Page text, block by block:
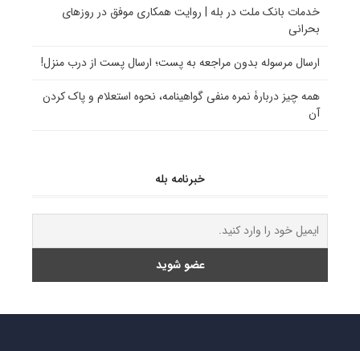
خدمات بانک ملت در بله | روایت همکاری موفق در روزهای
بحرانی
ارسال مرسوله بدون مراجعه به پست؛ ارسال پست از درب منزل!
همه چیز دربارۀ نمره منفی گواهینامه، نحوه استعلام و پاک کردن
آن
خبرنامه بله